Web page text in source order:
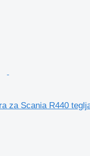
za Scania R440